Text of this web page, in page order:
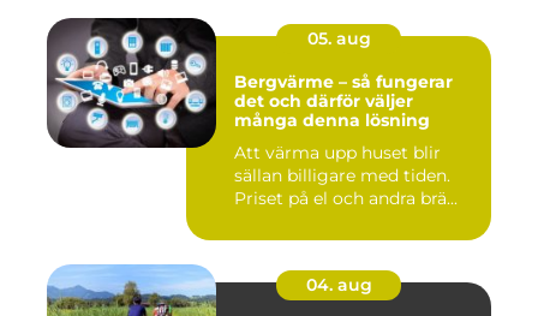
05. aug
Bergvärme – så fungerar
det och därför väljer
många denna lösning
Att värma upp huset blir
sällan billigare med tiden.
Priset på el och andra brä...
04. aug